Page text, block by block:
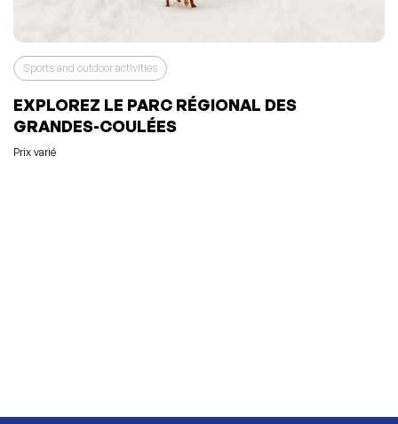
Sports and outdoor activities
EXPLOREZ LE PARC RÉGIONAL DES
GRANDES-COULÉES
Prix varié